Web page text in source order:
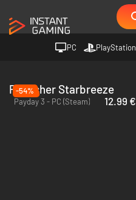
PC PlayStation
Publisher Starbreeze
-54%
Payday 3 - PC (Steam)
12.99 €